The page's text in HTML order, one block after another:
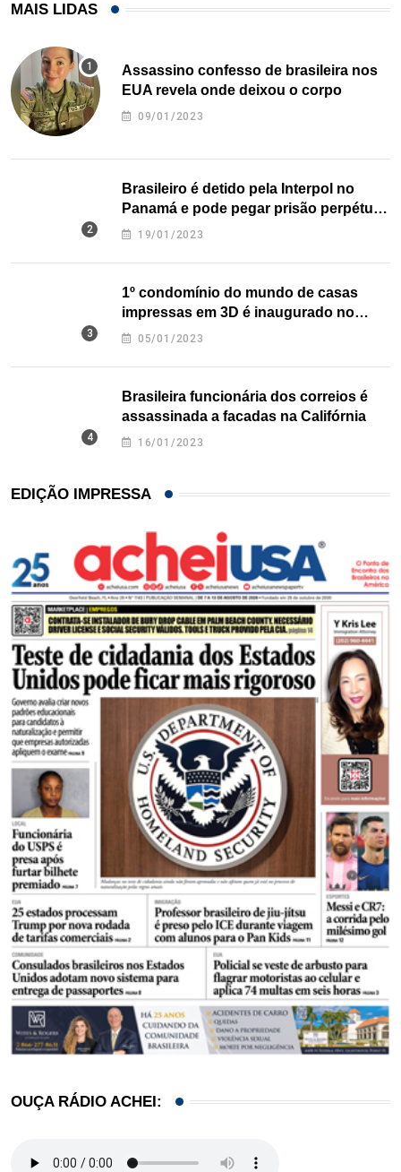
MAIS LIDAS
Assassino confesso de brasileira nos
EUA revela onde deixou o corpo
09/01/2023
Brasileiro é detido pela Interpol no
Panamá e pode pegar prisão perpétua
nos EUA
19/01/2023
1º condomínio do mundo de casas
impressas em 3D é inaugurado no
Texas
05/01/2023
Brasileira funcionária dos correios é
assassinada a facadas na Califórnia
16/01/2023
EDIÇÃO IMPRESSA
OUÇA RÁDIO ACHEI: